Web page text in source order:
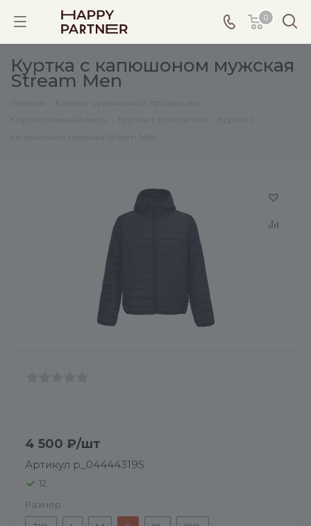
0
Куртка с капюшоном мужская
Stream Men
:
4 500 ₽/шт
Артикул p_04444319S
12
Размер